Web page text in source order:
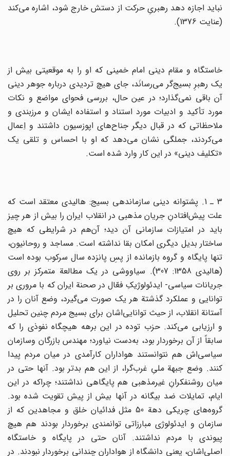
نباید اجازه‌ دهد رهبری‌ِ حرکت‌ از دستش‌ خارج‌ شود، اشاره‌ می‌کند
(عنایت‌ 1376).
‌خاستگاه‌ و مقام‌ دینی‌ امام‌ خمینی‌ که‌ او را به‌ موقعیتی‌ بیش‌ از
یک‌ رهبرِ بسیج‌گر می‌رسانَد، جای‌ هیچ‌ تردیدی‌ درباره جوهر دینی
‌آن‌ باقی‌ نمی‌گذارد؛ در عین‌ حال‌، بررسی‌ فحوای‌ مواضع‌ و نکات‌
مورد تأکید و ادبیات‌ مورد استناد و استفاده ایشان‌ و مرزبندی‌ و
ملاحظاتی‌ که‌ در قبال‌ دیگر جناح‌های‌ اپوزسیون‌ داشتند و اِعمال‌
می‌کردند، جملگی‌ نشان‌ می‌دهد که‌ او با احساس‌ و تلقی ‌یک‌
«تکلیف‌ دینی‌» در این‌ کار وارد شده‌ است‌.
3 ـ 1. پشتوانه دینی‌ سازماندهی‌ بسیج‌: هالیدی‌ معتقد است‌ که‌
علت‌ پیش‌افتادن‌ِ جریان‌ مذهبی‌ در انقلاب‌ ایران‌ را بیش‌ از هر چیز
باید در امتیازات‌ سازمانی‌ آن‌ دید؛ آن‌هم‌ در شرایطی‌ که‌ هیچ‌
ساختار بدیل‌ دیگری‌ امکان‌ بقا نداشته‌ است‌. مساجد و روحانیون‌،
تنها پایگاه‌ و گروه‌ بازمانده‌ از پسِ پانزده‌ سال ‌سرکوب‌ بوده‌ است‌
(هالیدی‌ 1358: 307). سیاووشی‌ در یک‌ مطالعة‌ متمرکز بر روی‌
جریانات‌ سیاسی‌- ایدئولوژیکِ فعّال‌ در صحنة‌ ایران‌ که ‌با مروری‌ بر
توانایی‌ و عملکرد گذشتة‌ هر یک‌ صورت‌ می‌گیرد، وضع‌ آنان‌ را در
آستانة‌ انقلاب‌، از حیث‌ توانایی‌اشان‌ برای‌ بسیج‌ مردم ‌چنین‌ تحلیل‌
و ارزیابی‌ می‌کند. حزب‌ توده‌ در این‌ برهه‌ هیچگاه‌ نفوذی‌ را که‌
سابقاً از آن‌ برخوردار بود، به‌دست‌ نیاورد؛ مهندس‌ بازرگان‌ وسازمان‌
سیاسی‌اش‌ هم‌ نتوانستند هواداران‌ کارآمدی‌ در میان‌ مردم‌ پیدا
کنند. وضع‌ جبهة‌ ملی‌ِ غرب‌گرا، از این‌ هم‌ بدتر بود. آنها حتی‌ در
میان‌ روشنفکران‌ِ غیرمذهبی‌ هم‌ پایگاهی‌ نداشتند؛ چراکه‌ در این‌
ایام‌، تمایلات‌ ضد بیگانه‌ در آنها بیش‌ از پیش‌ تقویت‌ شده‌ بود.
گروه‌های‌ چریکی‌ دهة‌ 50 مثل‌ فدائیان‌ خلق‌ و مجاهدین‌ که‌ از
سازمان‌ و ایدئولوژی‌ مبارزاتی‌ توانمندی‌ برخوردار بودند هم‌ هیچ‌
پیوندی ‌با مردم‌ نداشتند. آنان‌ حتی‌ در پایگاه‌ و خاستگاه‌
اصلی‌اشان‌، یعنی‌ دانشگاه‌ از هواداران‌ چندانی‌ برخوردار نبودند. در